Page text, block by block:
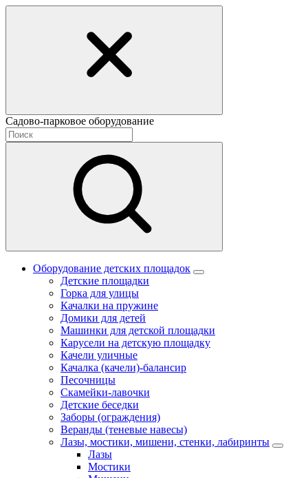
Садово-парковое оборудование
Оборудование детских площадок
Детские площадки
Горка для улицы
Качалки на пружине
Домики для детей
Машинки для детской площадки
Карусели на детскую площадку
Качели уличные
Качалка (качели)-балансир
Песочницы
Скамейки-лавочки
Детские беседки
Заборы (ограждения)
Веранды (теневые навесы)
Лазы, мостики, мишени, стенки, лабиринты
Лазы
Мостики